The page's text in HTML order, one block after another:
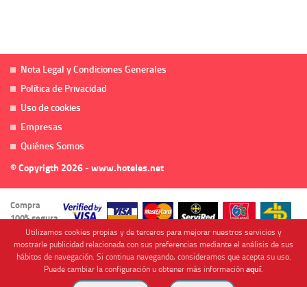
Nota Legal y Condiciones Generales
Política de Privacidad
Uso de cookies
Empresas
Quiénes Somos
© Copyrigth 2026 - www.hoteles.net
Compra
100% segura
Cofinanciado por
Utilizamos cookies propias y de terceros para mejorar nuestros servicios y
mostrarle publicidad relacionada con sus preferencias mediante el análisis de sus
hábitos de navegación. Si continua navegando, consideramos que acepta su uso.
Puede cambiar la configuración u obtener más informaciónaquí.